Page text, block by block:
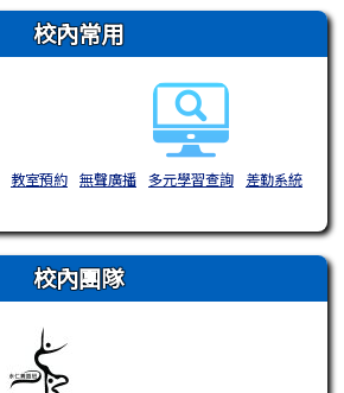
校內常用
教室預約 無聲廣播 多元學習查詢 差勤系統
校內團隊